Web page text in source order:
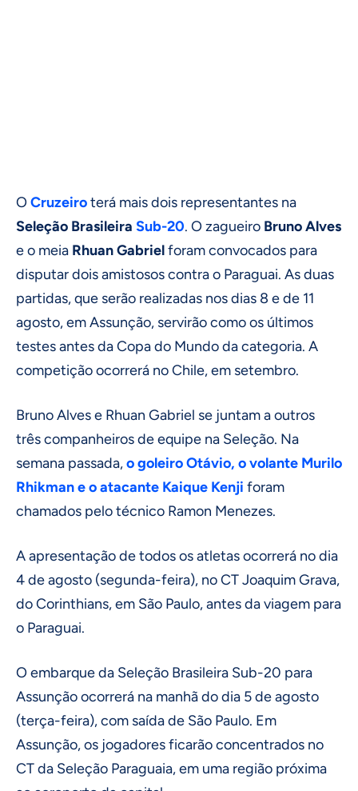
OCruzeiroterá mais dois representantes na
Seleção Brasileira Sub-20. O zagueiro Bruno Alves
e o meia Rhuan Gabrielforam convocados para
disputar dois amistosos contra o Paraguai. As duas
partidas, que serão realizadas nos dias 8 e de 11
agosto, em Assunção, servirão como os últimos
testes antes da Copa do Mundo da categoria. A
competição ocorrerá no Chile, em setembro.
Bruno Alves e Rhuan Gabriel se juntam a outros
três companheiros de equipe na Seleção. Na
semana passada,o goleiro Otávio, o volante Murilo
Rhikman e o atacante Kaique Kenji foram
chamados pelo técnico Ramon Menezes.
A apresentação de todos os atletas ocorrerá no dia
4 de agosto (segunda-feira), no CT Joaquim Grava,
do Corinthians, em São Paulo, antes da viagem para
o Paraguai.
O embarque da Seleção Brasileira Sub-20 para
Assunção ocorrerá na manhã do dia 5 de agosto
(terça-feira), com saída de São Paulo. Em
Assunção, os jogadores ficarão concentrados no
CT da Seleção Paraguaia, em uma região próxima